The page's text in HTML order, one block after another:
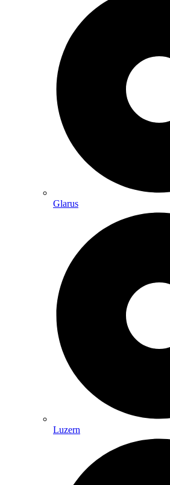
Glarus
Luzern